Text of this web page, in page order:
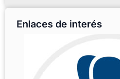
Enlaces de interés